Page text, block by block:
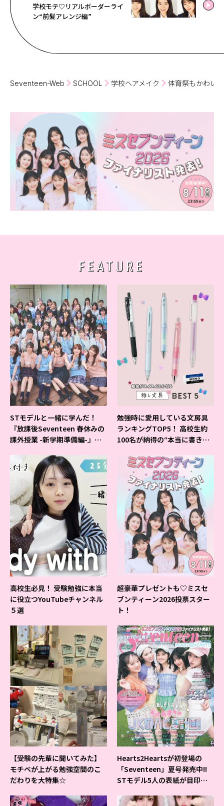
学校モテ♡リアルボーダーライ
ン“前髪アレンジ編”
Seventeen-Web SCHOOL 学校ヘアメイク 体育祭もかわい
FEATURE
STモデルと一緒に学んだ！
『放課後Seventeen 春休みの
課外授業 -新学期準備編-』イ
勉強時に愛用している文房具
ランキングTOP5！ 高校生約
100名が納得の“本当に書きや
高校生必見！ 受験勉強に本当
に役立つYouTubeチャンネル
５選
超豪華プレゼントも♡ミスセ
ブンティーン2026投票スター
ト！
【受験の先輩に聞いてみた】
モチベが上がる勉強空間のこ
だわりを大特集☆
Hearts2Heartsが初登場の
「Seventeen」夏号発売中!!
STモデル5人の表紙が目印だ